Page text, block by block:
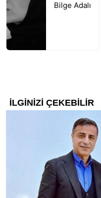
Bilge Adalı